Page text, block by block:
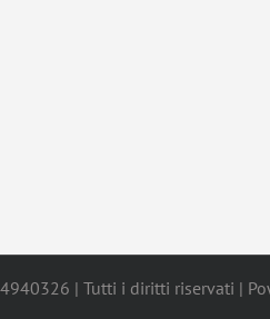
| Tutti i diritti riservati |